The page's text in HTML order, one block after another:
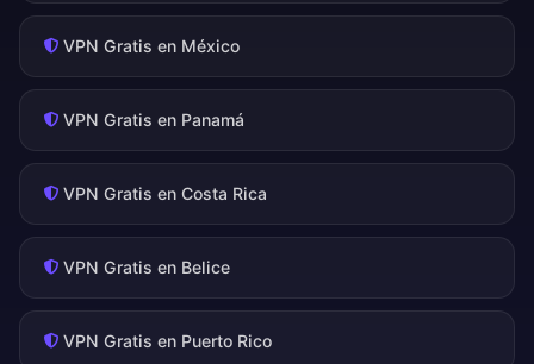
VPN Gratis en México
VPN Gratis en Panamá
VPN Gratis en Costa Rica
VPN Gratis en Belice
VPN Gratis en Puerto Rico